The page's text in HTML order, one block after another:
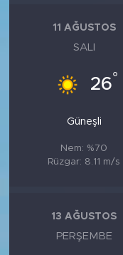
11 AĞUSTOS
SALI
26°
Güneşli
Nem: %70
Rüzgar: 8.11 m/s
13 AĞUSTOS
PERŞEMBE